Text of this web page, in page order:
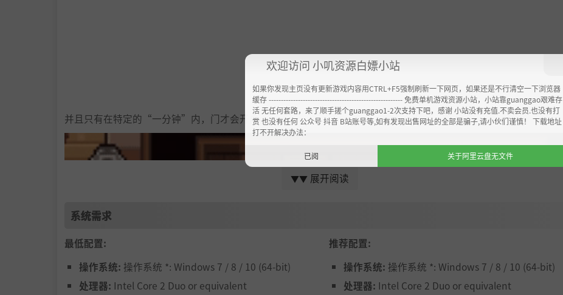
并且只有在特定的“一分钟”内，门才会开启。
▼▼ 展开阅读
系统需求
最低配置:
操作系统: 操作系统 *: Windows 7 / 8 / 10 (64-bit)
处理器: Intel Core 2 Duo or equivalent
推荐配置:
操作系统: 操作系统 *: Windows 7 / 8 / 10 (64-bit)
处理器: Intel Core 2 Duo or equivalent
欢迎访问 小叽资源白嫖小站
如果你发现主页没有更新游戏内容用CTRL+F5强制刷新一下网页，如果还是不行清空一下浏览器
缓存 ------------------------------------------------------- 免费单机游戏资源小站，小站靠guanggao艰难存
活 无任何套路，来了顺手搓个guanggao1-2次支持下吧，感谢 小站没有充值.不卖会员.也没有打
赏 也没有任何 公众号 抖音 B站账号等,如有发现出售网址的全部是骗子,请小伙们谨慎！ 下载地址
打不开解决办法：
已阅 关于阿里云盘无文件